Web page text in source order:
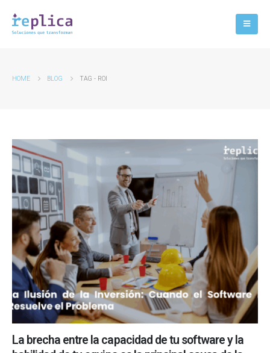
HOME BLOG TAG - ROI
La brecha entre la capacidad de tu software y la